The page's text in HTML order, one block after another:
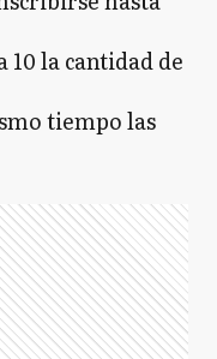
10 la cantidad de
tiempo las